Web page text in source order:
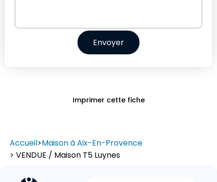
Envoyer
Imprimer cette fiche
Accueil>Maison à Aix-En-Provence
> VENDUE / Maison T5 Luynes